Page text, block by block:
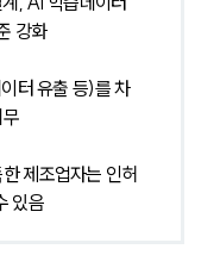
강화
터 유출 등)를 차
제조업자는 인허
있음